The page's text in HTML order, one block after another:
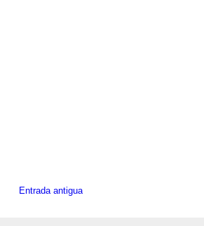
Entrada antigua